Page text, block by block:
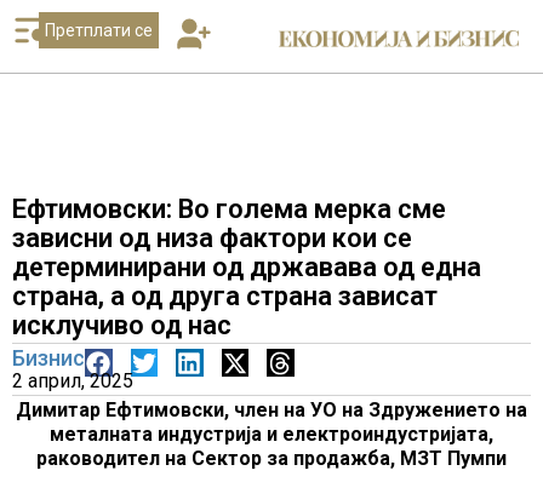
Претплати се
Ефтимовски: Во голема мерка сме
зависни од низа фактори кои се
детерминирани од државава од една
страна, а од друга страна зависат
исклучиво од нас
Бизнис
2 април, 2025
Димитар Ефтимовски, член на УО на Здружението на
металната индустрија и електроиндустријата,
раководител на Сектор за продажба, МЗТ Пумпи